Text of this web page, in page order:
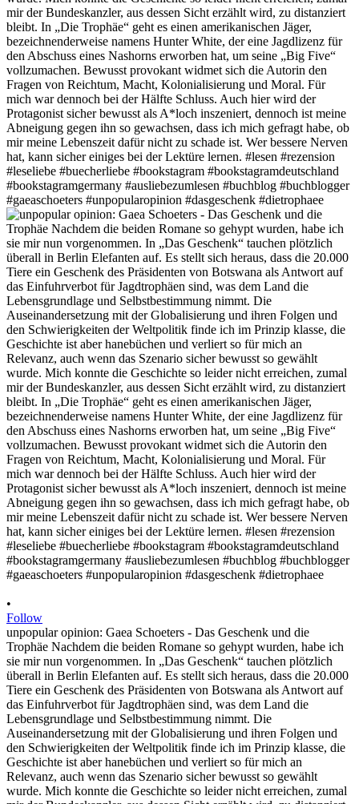
•
Follow
unpopular opinion: Gaea Schoeters - Das Geschenk und die
Trophäe Nachdem die beiden Romane so gehypt wurden, habe ich
sie mir nun vorgenommen. In „Das Geschenk“ tauchen plötzlich
überall in Berlin Elefanten auf. Es stellt sich heraus, dass die 20.000
Tiere ein Geschenk des Präsidenten von Botswana als Antwort auf
das Einfuhrverbot für Jagdtrophäen sind, was dem Land die
Lebensgrundlage und Selbstbestimmung nimmt. Die
Auseinandersetzung mit der Globalisierung und ihren Folgen und
den Schwierigkeiten der Weltpolitik finde ich im Prinzip klasse, die
Geschichte ist aber hanebüchen und verliert so für mich an
Relevanz, auch wenn das Szenario sicher bewusst so gewählt
wurde. Mich konnte die Geschichte so leider nicht erreichen, zumal